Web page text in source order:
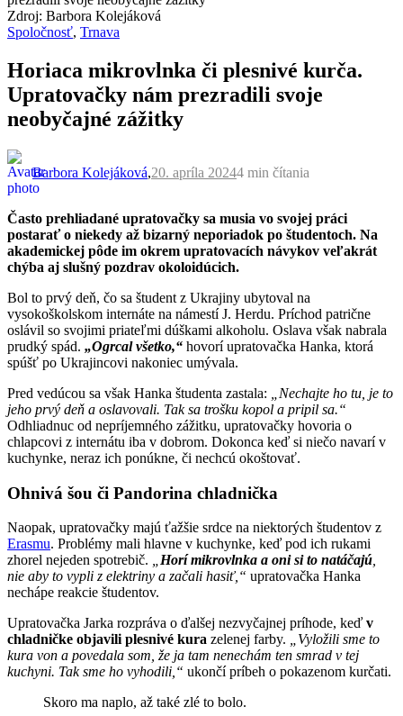
Zdroj: Barbora Kolejáková
Spoločnosť, Trnava
Horiaca mikrovlnka či plesnivé kurča.
Upratovačky nám prezradili svoje
neobyčajné zážitky
Barbora Kolejáková,20. apríla 20244 min čítania
Často prehliadané upratovačky sa musia vo svojej práci
postarať o niekedy až bizarný neporiadok po študentoch. Na
akademickej pôde im okrem upratovacích návykov veľakrát
chýba aj slušný pozdrav okoloidúcich.
Bol to prvý deň, čo sa študent z Ukrajiny ubytoval na
vysokoškolskom internáte na námestí J. Herdu. Príchod patrične
oslávil so svojimi priateľmi dúškami alkoholu. Oslava však nabrala
prudký spád. „Ogrcal všetko,“ hovorí upratovačka Hanka, ktorá
spúšť po Ukrajincovi nakoniec umývala.
Pred vedúcou sa však Hanka študenta zastala:
„Nechajte ho tu, je to
jeho prvý deň a oslavovali. Tak sa trošku kopol a pripil sa.“
Odhliadnuc od nepríjemného zážitku, upratovačky hovoria o
chlapcovi z internátu iba v dobrom. Dokonca keď si niečo navarí v
kuchynke, neraz ich ponúkne, či nechcú okoštovať.
Ohnivá šou či Pandorina chladnička
Naopak, upratovačky majú ťažšie srdce na niektorých študentov z
Erasmu. Problémy mali hlavne v kuchynke, keď pod ich rukami
zhorel nejeden spotrebič.
Horí mikrovlnka a oni si to natáčajú
nie aby to vypli z elektriny a začali hasiť,“ upratovačka Hanka
nechápe reakcie študentov.
Upratovačka Jarka rozpráva o ďalšej nezvyčajnej príhode, keď v
chladničke objavili plesnivé kura zelenej farby.
„Vyložili sme to
kura von a povedala som, že ja tam nenechám ten smrad v tej
kuchyni. Tak sme ho vyhodili,“ ukončí príbeh o pokazenom kurčati.
Skoro ma naplo, až také zlé to bolo.